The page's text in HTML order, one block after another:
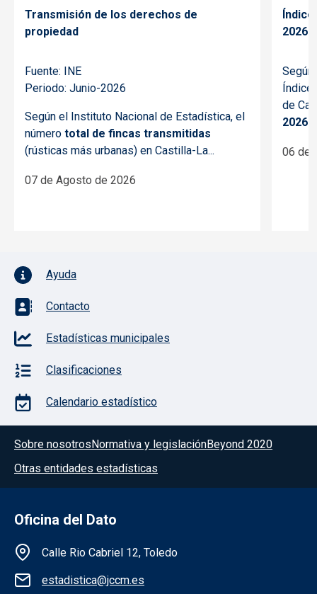
Transmisión de los derechos de
propiedad
Fuente: INE
Periodo: Junio-2026
Según el Instituto Nacional de Estadística, el
número total de fincas transmitidas
(rústicas más urbanas) en Castilla-La...
07 de Agosto de 2026
2026
Índice
de
2026
06 de
Pie de página con iconos
Ayuda
Contacto
Estadísticas municipales
Clasificaciones
Calendario estadístico
Menú del pie
Sobre nosotrosNormativa y legislaciónBeyond 2020
Otras entidades estadísticas
Oficina del Dato
Información de la institución
Calle Rio Cabriel 12, Toledo
estadistica@jccm.es